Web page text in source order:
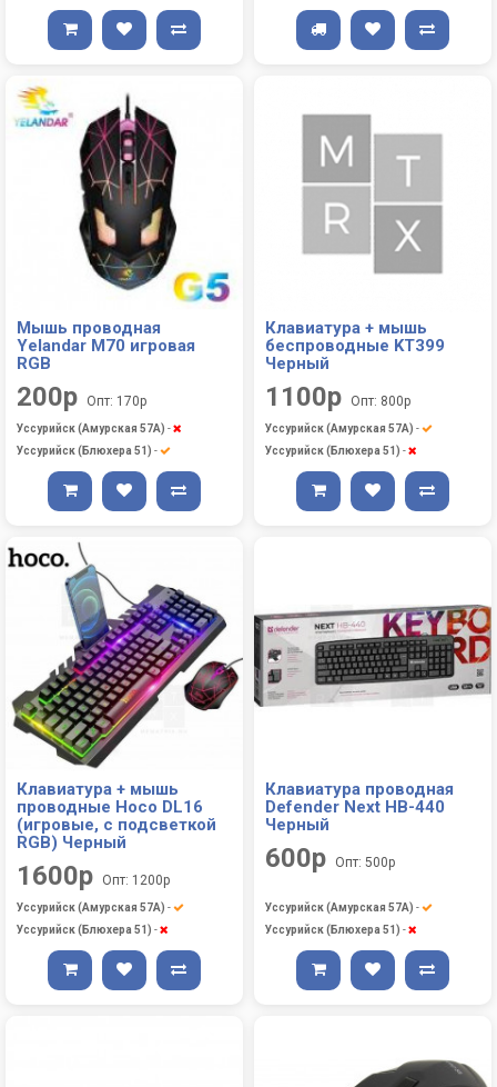
Мышь проводная
Yelandar M70 игровая
RGB
200р Опт: 170р
Уссурийск (Амурская 57А) -
Уссурийск (Блюхера 51) -
Клавиатура + мышь
беспроводные KT399
Черный
1100р Опт: 800р
Уссурийск (Амурская 57А) -
Уссурийск (Блюхера 51) -
Клавиатура + мышь
проводные Hoco DL16
(игровые, с подсветкой
RGB) Черный
1600р Опт: 1200р
Уссурийск (Амурская 57А) -
Уссурийск (Блюхера 51) -
Клавиатура проводная
Defender Next HB-440
Черный
600р Опт: 500р
Уссурийск (Амурская 57А) -
Уссурийск (Блюхера 51) -